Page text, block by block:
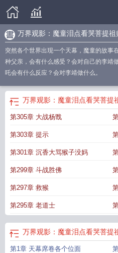
万界观影：魔童泪点看哭菩提祖
突然各个世界出现一个天幕，魔童的故事
种父亲，会有什么感受？会对自己的李靖
吒会有什么反应？会对李靖做什么。
万界观影：魔童泪点看哭菩提
第305章 大战杨戬
第303章 提示
第301章 沉香大骂猴子没妈
第299章 斗战胜佛
第297章 救猴
第295章 老道士
万界观影：魔童泪点看哭菩提
第1章 天幕席卷各个位面